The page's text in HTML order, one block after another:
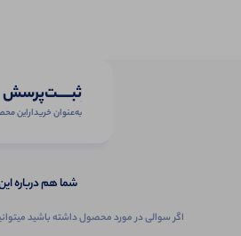
ثبـــــت‌پرسش
به‌عنوان ‌خریدار‌این‌
شما هم درباره
اگر سوالی در مورد محصول داشته باشید